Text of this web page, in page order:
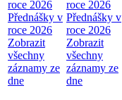
roce 2026
Přednášky v
roce 2026
Zobrazit
všechny
záznamy ze
dne
roce 2026
Přednášky v
roce 2026
Zobrazit
všechny
záznamy ze
dne